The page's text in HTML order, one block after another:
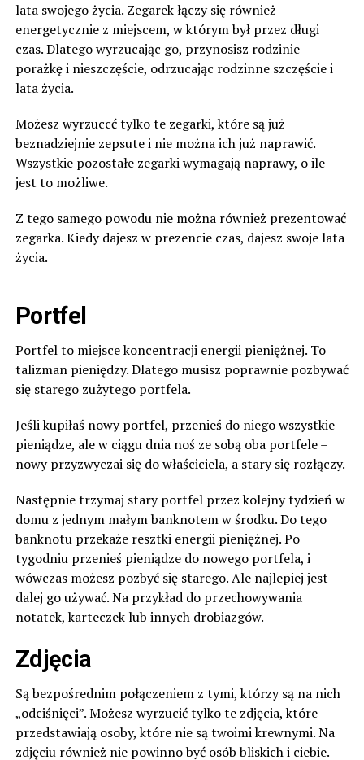
lata swojego życia. Zegarek łączy się również
energetycznie z miejscem, w którym był przez długi
czas. Dlatego wyrzucając go, przynosisz rodzinie
porażkę i nieszczęście, odrzucając rodzinne szczęście i
lata życia.
Możesz wyrzuccć tylko te zegarki, które są już
beznadziejnie zepsute i nie można ich już naprawić.
Wszystkie pozostałe zegarki wymagają naprawy, o ile
jest to możliwe.
Z tego samego powodu nie można również prezentować
zegarka. Kiedy dajesz w prezencie czas, dajesz swoje lata
życia.
Portfel
Portfel to miejsce koncentracji energii pieniężnej. To
talizman pieniędzy. Dlatego musisz poprawnie pozbywać
się starego zużytego portfela.
Jeśli kupiłaś nowy portfel, przenieś do niego wszystkie
pieniądze, ale w ciągu dnia noś ze sobą oba portfele –
nowy przyzwyczai się do właściciela, a stary się rozłączy.
Następnie trzymaj stary portfel przez kolejny tydzień w
domu z jednym małym banknotem w środku. Do tego
banknotu przekaże resztki energii pieniężnej. Po
tygodniu przenieś pieniądze do nowego portfela, i
wówczas możesz pozbyć się starego. Ale najlepiej jest
dalej go używać. Na przykład do przechowywania
notatek, karteczek lub innych drobiazgów.
Zdjęcia
Są bezpośrednim połączeniem z tymi, którzy są na nich
„odciśnięci”. Możesz wyrzucić tylko te zdjęcia, które
przedstawiają osoby, które nie są twoimi krewnymi. Na
zdjęciu również nie powinno być osób bliskich i ciebie.